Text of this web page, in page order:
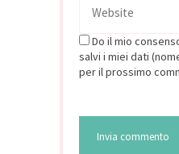
Do il mio
salvi i miei dati
per il prossimo